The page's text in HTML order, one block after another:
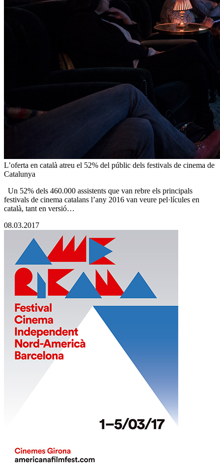
L’oferta en català atreu el 52% del públic dels festivals de cinema de
Catalunya
Un 52% dels 460.000 assistents que van rebre els principals
festivals de cinema catalans l’any 2016 van veure pel·lícules en
català, tant en versió…
08.03.2017